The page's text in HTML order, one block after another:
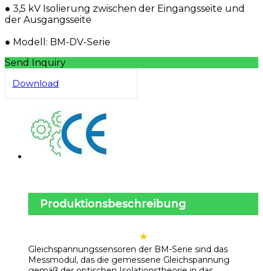
️️● 3,5 kV Isolierung zwischen der Eingangsseite und
der Ausgangsseite
● Modell: BM-DV-Serie
Send Inquiry
Download
Produktionsbeschreibung
Gleichspannungssensoren der BM-Serie sind das
Messmodul, das die gemessene Gleichspannung